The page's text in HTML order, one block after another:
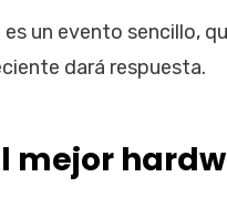
es un evento sencillo,
dará respuesta.
mejor